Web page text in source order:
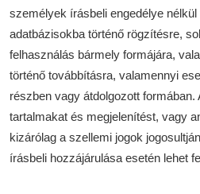
személyek írásbeli engedélye
adatbázisokba történő rögzítésre,
felhasználás bármely formájára,
történő továbbításra, valamennyi
részben vagy átdolgozott formában.
tartalmakat és megjelenítést, vagy
kizárólag a szellemi jogok
írásbeli hozzájárulása esetén lehet